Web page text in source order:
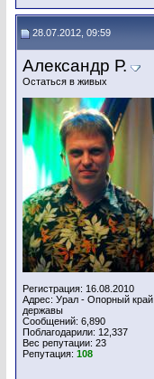
28.07.2012, 09:59
Александр Р.
Остаться в живых
Регистрация: 16.08.2010
Адрес: Урал - Опорный край
державы
Сообщений: 6,890
Поблагодарили: 12,337
Вес репутации: 23
Репутация: 108